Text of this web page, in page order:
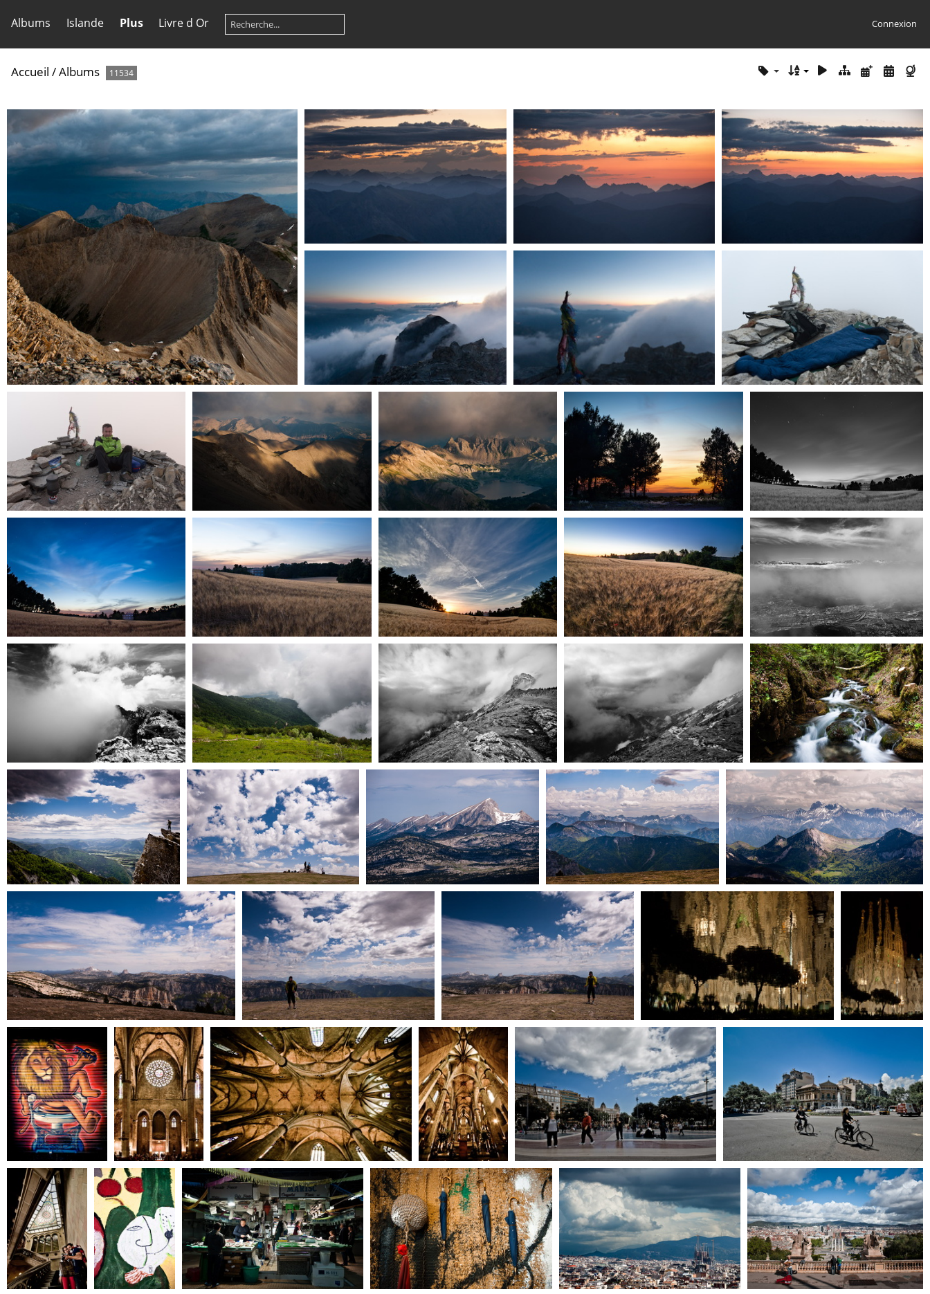
Albums Islande Plus Livre d Or Connexion
Accueil /Albums 11534